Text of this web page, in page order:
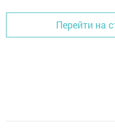
Перейти на